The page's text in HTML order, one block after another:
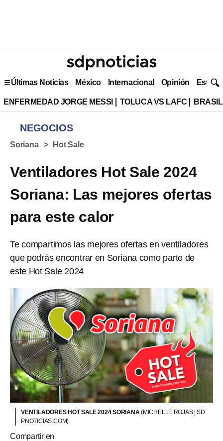
Últimas Noticias México Internacional Opinión Estilo
ENFERMEDAD JORGE MESSI TOLUCA VS LAFC
NEGOCIOS
Soriana Hot Sale
Ventiladores Hot Sale 2024
Soriana: Las mejores ofertas
para este calor
Te compartimos las mejores ofertas en ventiladores
que podrás encontrar en Soriana como parte de
este Hot Sale 2024
VENTILADORES HOT SALE 2024 SORIANA(MICHELLE ROJAS | SD
PNOTICIAS.COM)
Compartir en